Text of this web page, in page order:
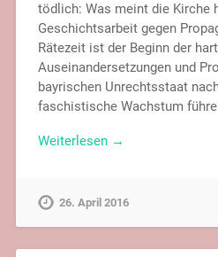
tödlich: Was meint die Kirche
Geschichtsarbeit gegen
Rätezeit ist der Beginn der
Auseinandersetzungen und
bayrischen Unrechtsstaat
faschistische Wachstum
Weiterlesen →
26. April 2016